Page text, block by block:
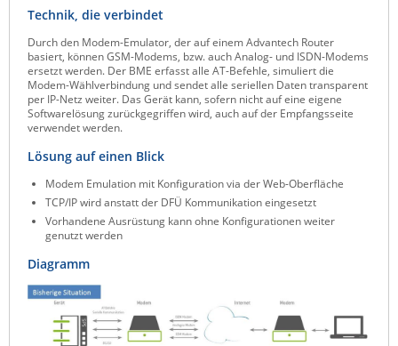
Teltonika
Unwired Networks
Vision
WATTECO
Westermo
Yuasa
ZPE Systems
News zu unseren Herstellern
Technik, die verbindet
Durch den Modem-Emulator, der auf einem Advantech Router
basiert, können GSM-Modems, bzw. auch Analog- und ISDN-Modems
ersetzt werden. Der BME erfasst alle AT-Befehle, simuliert die
Modem-Wählverbindung und sendet alle seriellen Daten transparent
per IP-Netz weiter. Das Gerät kann, sofern nicht auf eine eigene
Softwarelösung zurückgegriffen wird, auch auf der Empfangsseite
verwendet werden.
Lösung auf einen Blick
Modem Emulation mit Konfiguration via der Web-Oberfläche
TCP/IP wird anstatt der DFÜ Kommunikation eingesetzt
Vorhandene Ausrüstung kann ohne Konfigurationen weiter
genutzt werden
Diagramm